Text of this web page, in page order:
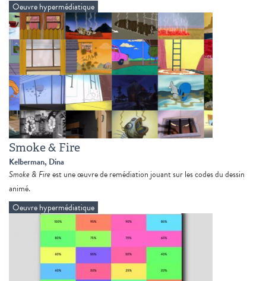
Oeuvre hypermédiatique
Smoke & Fire
Kelberman, Dina
Smoke & Fireest une œuvre de remédiation jouant sur les codes du dessin
animé.
Oeuvre hypermédiatique